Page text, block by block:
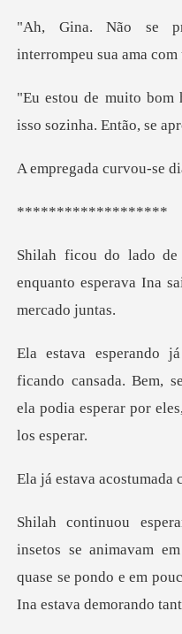
interromp
isso sozinha. Entã
vou-se
******
enquanto esperava Ina
cansada. Bem,
ela podia es
stumada
nimavam
quase se pondo e em po